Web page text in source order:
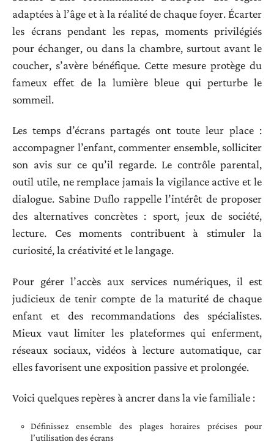
adaptées à l’âge et à la réalité de chaque foyer. Écarter
les écrans pendant les repas, moments privilégiés
pour échanger, ou dans la chambre, surtout avant le
coucher, s’avère bénéfique. Cette mesure protège du
fameux effet de la lumière bleue qui perturbe le
sommeil.
Les temps d’écrans partagés ont toute leur place :
accompagner l’enfant, commenter ensemble, solliciter
son avis sur ce qu’il regarde. Le contrôle parental,
outil utile, ne remplace jamais la vigilance active et le
dialogue. Sabine Duflo rappelle l’intérêt de proposer
des alternatives concrètes : sport, jeux de société,
lecture. Ces moments contribuent à stimuler la
curiosité, la créativité et le langage.
Pour gérer l’accès aux services numériques, il est
judicieux de tenir compte de la maturité de chaque
enfant et des recommandations des spécialistes.
Mieux vaut limiter les plateformes qui enferment,
réseaux sociaux, vidéos à lecture automatique, car
elles favorisent une exposition passive et prolongée.
Voici quelques repères à ancrer dans la vie familiale :
Définissez ensemble des plages horaires précises pour
l’utilisation des écrans